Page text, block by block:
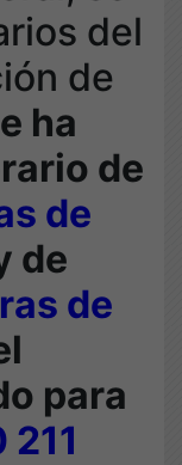
del
de
ha
de
de
de
de
para